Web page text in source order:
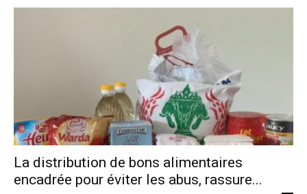
La distribution de bons alimentaires
encadrée pour éviter les abus, rassure...